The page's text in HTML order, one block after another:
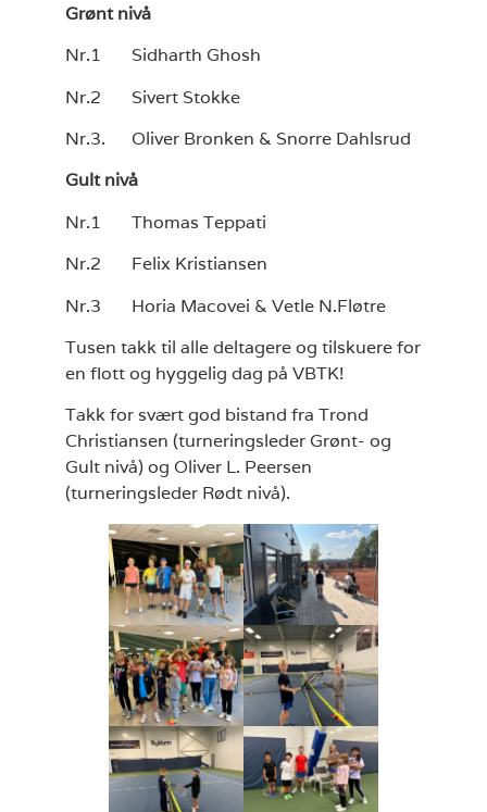
Grønt nivå
Nr.1 Sidharth Ghosh
Nr.2 Sivert Stokke
Nr.3. Oliver Bronken & Snorre Dahlsrud
Gult nivå
Nr.1 Thomas Teppati
Nr.2 Felix Kristiansen
Nr.3 Horia Macovei & Vetle N.Fløtre
Tusen takk til alle deltagere og tilskuere for
en flott og hyggelig dag på VBTK!
Takk for svært god bistand fra Trond
Christiansen (turneringsleder Grønt- og
Gult nivå) og Oliver L. Peersen
(turneringsleder Rødt nivå).